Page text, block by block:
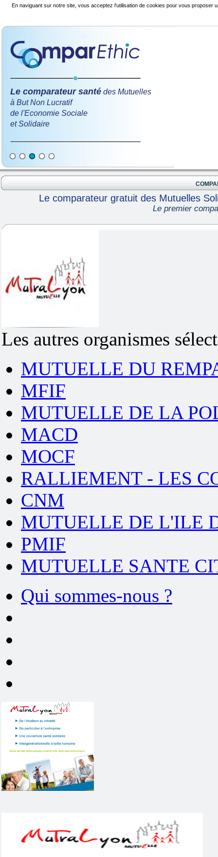
En naviguant sur notre site, vous acceptez l'utilisation de cookies pour vous
Le comparateur santé des Mutuelles
à But Non Lucratif
de l'Economie Sociale
et Solidaire
Le comparateur gratuit des Mutuelles
Le premier
Les autres organismes
MUTUELLE DU
MFIF
MUTUELLE DE LA
MACD
MOCF
RALLIEMENT - LES
CNM
MUTUELLE DE L'ILE
PMIF
MUTUELLE SANTE
Qui sommes-nous ?